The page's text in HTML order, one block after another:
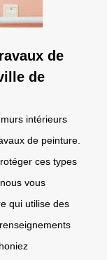
de
de
intérieurs
de peinture.
ces types
vous
qui utilise des